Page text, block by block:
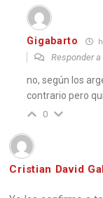
Gigabarto
Responder
no, según los
contrario pero
0
Cristian David